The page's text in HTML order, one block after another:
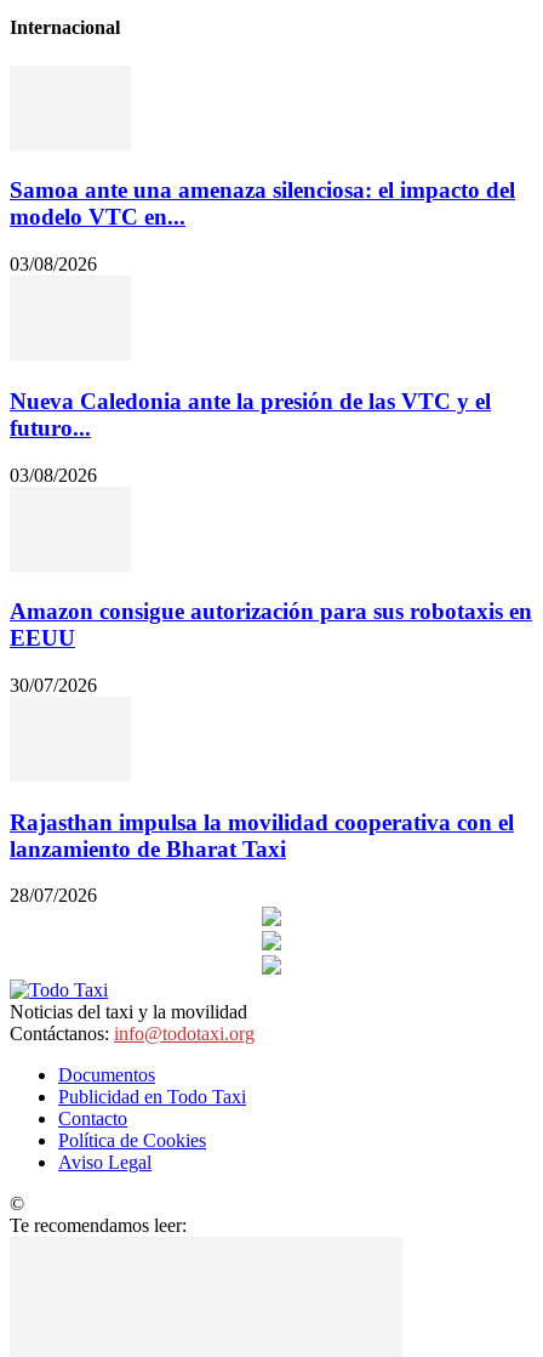
Internacional
Samoa ante una amenaza silenciosa: el impacto del
modelo VTC en...
03/08/2026
Nueva Caledonia ante la presión de las VTC y el
futuro...
03/08/2026
Amazon consigue autorización para sus robotaxis en
EEUU
30/07/2026
Rajasthan impulsa la movilidad cooperativa con el
lanzamiento de Bharat Taxi
28/07/2026
Noticias del taxi y la movilidad
Contáctanos: info@todotaxi.org
Documentos
Publicidad en Todo Taxi
Contacto
Política de Cookies
Aviso Legal
©
Te recomendamos leer: